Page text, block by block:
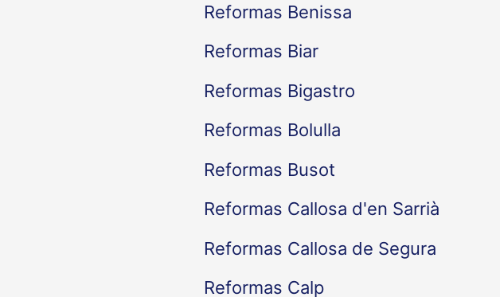
Reformas Benissa
Reformas Biar
Reformas Bigastro
Reformas Bolulla
Reformas Busot
Reformas Callosa d'en Sarrià
Reformas Callosa de Segura
Reformas Calp